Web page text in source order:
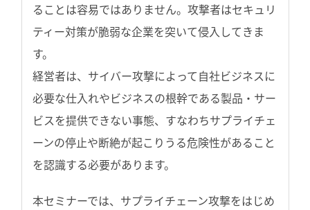
ることは容易ではありません。攻撃者はセキュリ
ティー対策が脆弱な企業を突いて侵入してきま
す。
経営者は、サイバー攻撃によって自社ビジネスに
必要な仕入れやビジネスの根幹である製品・サー
ビスを提供できない事態、すなわちサプライチェ
ーンの停止や断絶が起こりうる危険性があること
を認識する必要があります。
本セミナーでは、サプライチェーン攻撃をはじめ